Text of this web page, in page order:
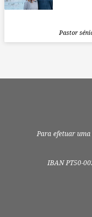
Pastor
Para efetuar
IBAN PT50-